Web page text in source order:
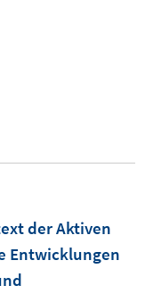
der Aktiven
Entwicklungen